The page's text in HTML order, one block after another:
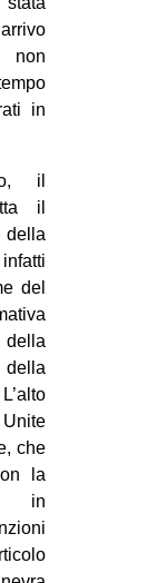
in
il
il
del
della
che
la
in